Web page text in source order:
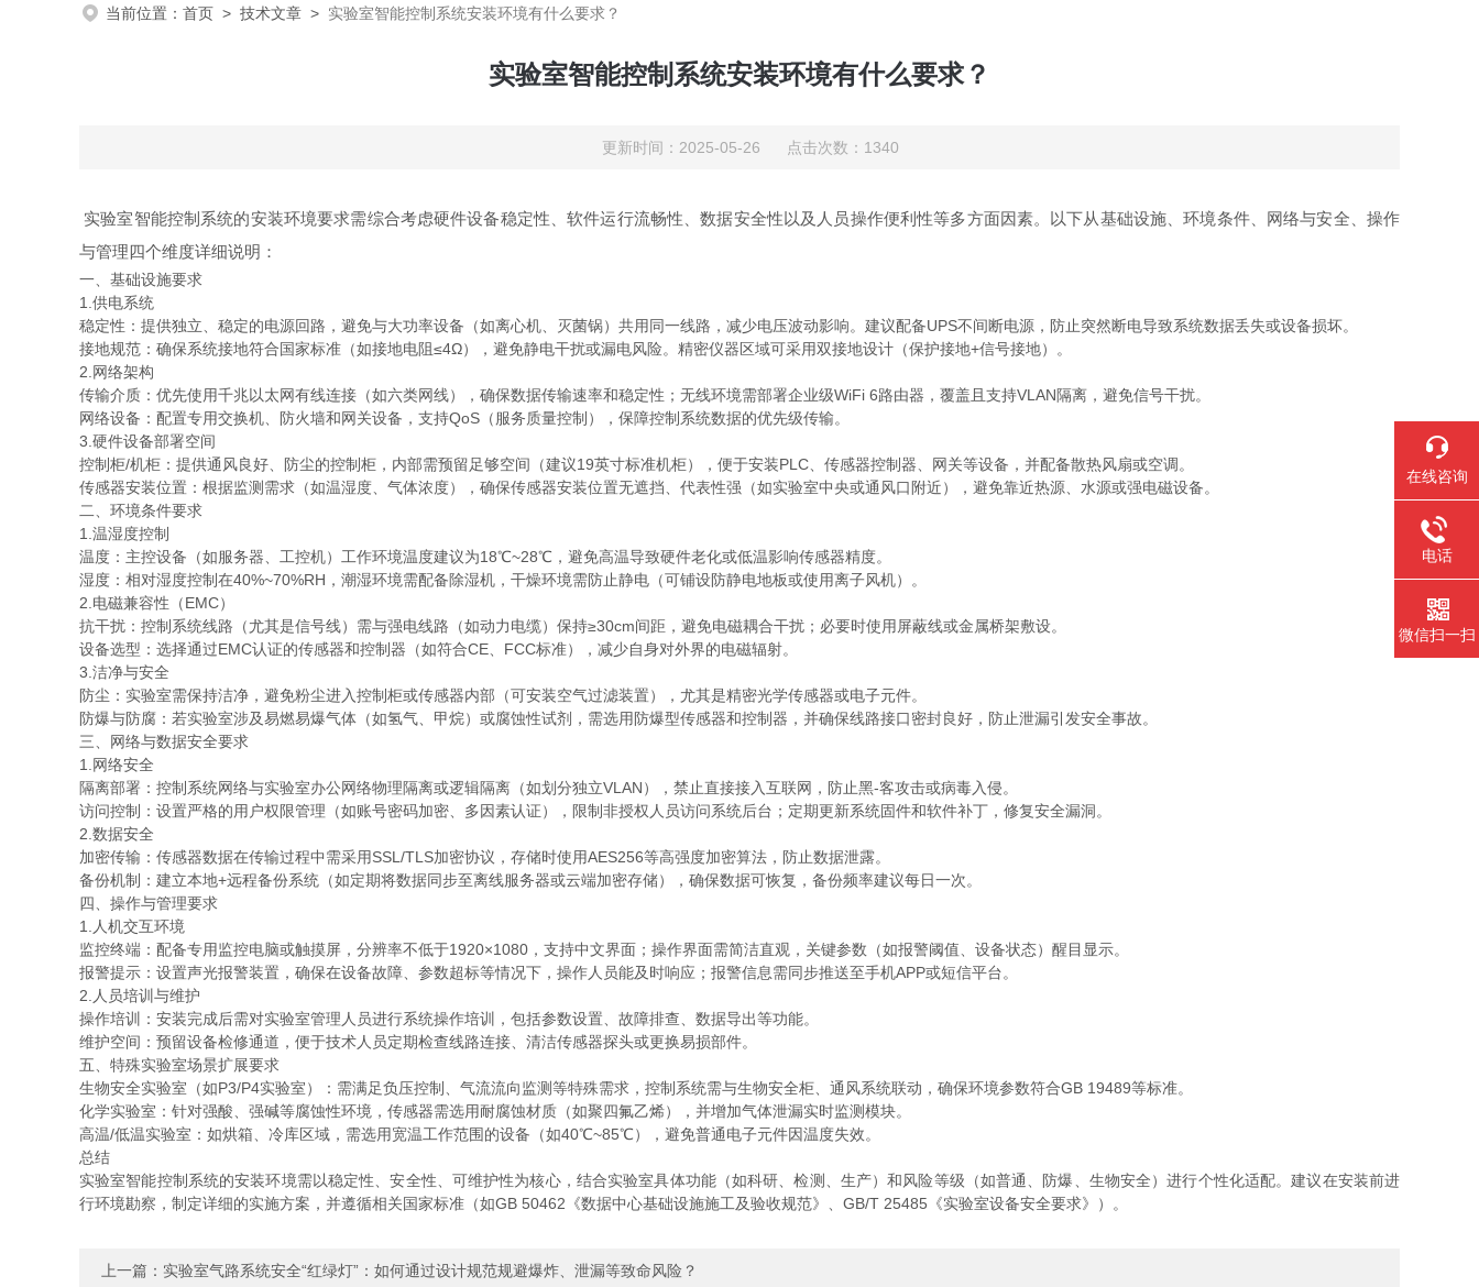
当前位置： 首页 > 技术文章 > 实验室智能控制系统安装环境有什么要求？
实验室智能控制系统安装环境有什么要求？
更新时间：2025-05-26 点击次数：1340
实验室智能控制系统的安装环境要求需综合考虑硬件设备稳定性、软件运行流畅性、数据安全性以及人员操作便利性等多方面因素。以下从基础设施、环境条件、网络与安全、操作
与管理四个维度详细说明：
一、基础设施要求
1.供电系统
稳定性：提供独立、稳定的电源回路，避免与大功率设备（如离心机、灭菌锅）共用同一线路，减少电压波动影响。建议配备UPS不间断电源，防止突然断电导致系统数据丢失或设备损坏。
接地规范：确保系统接地符合国家标准（如接地电阻≤4Ω），避免静电干扰或漏电风险。精密仪器区域可采用双接地设计（保护接地+信号接地）。
2.网络架构
传输介质：优先使用千兆以太网有线连接（如六类网线），确保数据传输速率和稳定性；无线环境需部署企业级WiFi 6路由器，覆盖且支持VLAN隔离，避免信号干扰。
网络设备：配置专用交换机、防火墙和网关设备，支持QoS（服务质量控制），保障控制系统数据的优先级传输。
3.硬件设备部署空间
控制柜/机柜：提供通风良好、防尘的控制柜，内部需预留足够空间（建议19英寸标准机柜），便于安装PLC、传感器控制器、网关等设备，并配备散热风扇或空调。
传感器安装位置：根据监测需求（如温湿度、气体浓度），确保传感器安装位置无遮挡、代表性强（如实验室中央或通风口附近），避免靠近热源、水源或强电磁设备。
二、环境条件要求
1.温湿度控制
温度：主控设备（如服务器、工控机）工作环境温度建议为18℃~28℃，避免高温导致硬件老化或低温影响传感器精度。
湿度：相对湿度控制在40%~70%RH，潮湿环境需配备除湿机，干燥环境需防止静电（可铺设防静电地板或使用离子风机）。
2.电磁兼容性（EMC）
抗干扰：控制系统线路（尤其是信号线）需与强电线路（如动力电缆）保持≥30cm间距，避免电磁耦合干扰；必要时使用屏蔽线或金属桥架敷设。
设备选型：选择通过EMC认证的传感器和控制器（如符合CE、FCC标准），减少自身对外界的电磁辐射。
3.洁净与安全
防尘：实验室需保持洁净，避免粉尘进入控制柜或传感器内部（可安装空气过滤装置），尤其是精密光学传感器或电子元件。
防爆与防腐：若实验室涉及易燃易爆气体（如氢气、甲烷）或腐蚀性试剂，需选用防爆型传感器和控制器，并确保线路接口密封良好，防止泄漏引发安全事故。
三、网络与数据安全要求
1.网络安全
隔离部署：控制系统网络与实验室办公网络物理隔离或逻辑隔离（如划分独立VLAN），禁止直接接入互联网，防止黑-客攻击或病毒入侵。
访问控制：设置严格的用户权限管理（如账号密码加密、多因素认证），限制非授权人员访问系统后台；定期更新系统固件和软件补丁，修复安全漏洞。
2.数据安全
加密传输：传感器数据在传输过程中需采用SSL/TLS加密协议，存储时使用AES256等高强度加密算法，防止数据泄露。
备份机制：建立本地+远程备份系统（如定期将数据同步至离线服务器或云端加密存储），确保数据可恢复，备份频率建议每日一次。
四、操作与管理要求
1.人机交互环境
监控终端：配备专用监控电脑或触摸屏，分辨率不低于1920×1080，支持中文界面；操作界面需简洁直观，关键参数（如报警阈值、设备状态）醒目显示。
报警提示：设置声光报警装置，确保在设备故障、参数超标等情况下，操作人员能及时响应；报警信息需同步推送至手机APP或短信平台。
2.人员培训与维护
操作培训：安装完成后需对实验室管理人员进行系统操作培训，包括参数设置、故障排查、数据导出等功能。
维护空间：预留设备检修通道，便于技术人员定期检查线路连接、清洁传感器探头或更换易损部件。
五、特殊实验室场景扩展要求
生物安全实验室（如P3/P4实验室）：需满足负压控制、气流流向监测等特殊需求，控制系统需与生物安全柜、通风系统联动，确保环境参数符合GB 19489等标准。
化学实验室：针对强酸、强碱等腐蚀性环境，传感器需选用耐腐蚀材质（如聚四氟乙烯），并增加气体泄漏实时监测模块。
高温/低温实验室：如烘箱、冷库区域，需选用宽温工作范围的设备（如40℃~85℃），避免普通电子元件因温度失效。
总结
实验室智能控制系统的安装环境需以稳定性、安全性、可维护性为核心，结合实验室具体功能（如科研、检测、生产）和风险等级（如普通、防爆、生物安全）进行个性化适配。建议在安装前进
行环境勘察，制定详细的实施方案，并遵循相关国家标准（如GB 50462《数据中心基础设施施工及验收规范》、GB/T 25485《实验室设备安全要求》）。
上一篇： 实验室气路系统安全“红绿灯”：如何通过设计规范规避爆炸、泄漏等致命风险？
在线咨询
电话
微信扫一扫